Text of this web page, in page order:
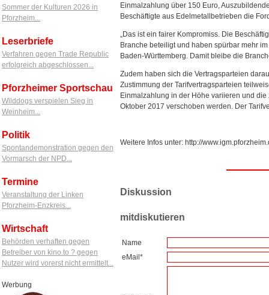
Sommer der Kulturen 2026 in
Pforzheim...
Leserbriefe
Verfahren gegen Trade Republic
erfolgreich abgeschlossen...
Pforzheimer Sportschau
Wilddogs verspielen Sieg in
Weinheim...
Politik
Spontandemonstration gegen den
Vormarsch der NPD...
Termine
Veranstaltung der Linken
Pforzheim-Enzkreis...
Wirtschaft
Behörden verhaften gegen
Betreiber von kino.to ? gegen
Nutzer wird vorerst nicht ermittelt...
Werbung
Einmalzahlung über 150 Euro,
Beschäftigte aus Edelmetallbetrieben die
„Das ist ein fairer Kompromiss. Die
Branche beteiligt und haben spürbar mehr
Baden-Württemberg. Damit bleibe die
Zudem haben sich die Vertragsparteien
Zustimmung der Tarifvertragsparteien
Einmalzahlung in der Höhe variieren und
Oktober 2017 verschoben werden. Der
Weitere Infos unter: http://
Diskussion
mitdiskutieren
Name
eMail*